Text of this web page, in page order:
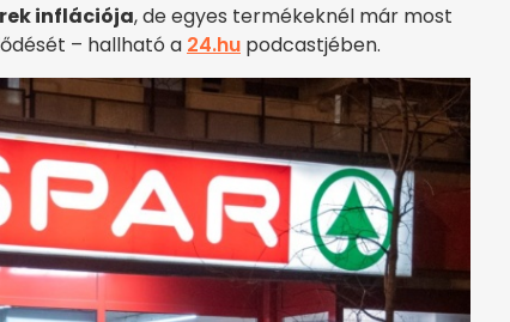
inflációja, de egyes termékeknél már most
– hallható a 24.hu podcastjében.